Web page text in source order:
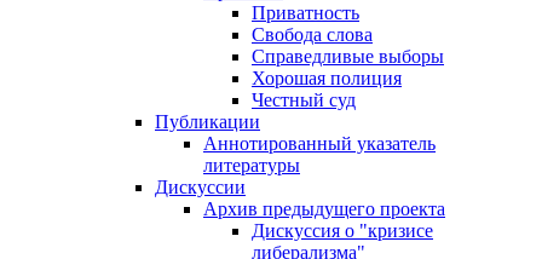
Приватность
Свобода слова
Справедливые выборы
Хорошая полиция
Честный суд
Публикации
Аннотированный указатель
литературы
Дискуссии
Архив предыдущего проекта
Дискуссия о "кризисе
либерализма"